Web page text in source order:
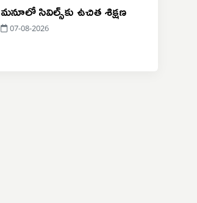
మనూలో సివిల్స్‌కు ఉచిత శిక్షణ
07-08-2026